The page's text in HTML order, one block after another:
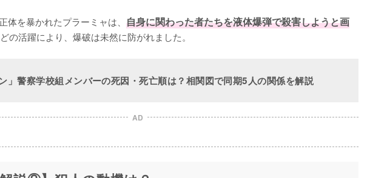
体を暴かれたプラーミャは、 自身に関わった者たちを液体爆弾で殺害しようと画
の活躍により、爆破は未然に防がれました。
ン」警察学校組メンバーの死因・死亡順は？相関図で同期5人の関係を解説
AD